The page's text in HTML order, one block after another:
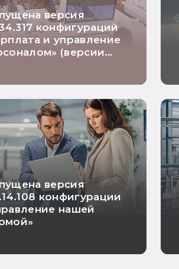
версия
конфигураций
и управление
(версии
(версии
КОРП и базовая)
версия
конфигурации
нашей